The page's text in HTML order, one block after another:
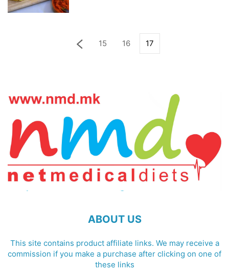
15 16 17
ABOUT US
This site contains product affiliate links. We may receive a
commission if you make a purchase after clicking on one of
these links